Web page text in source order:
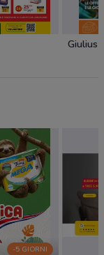
Giulius
-5 GIORNI